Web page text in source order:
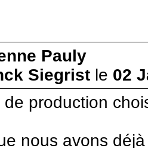
Pauly
Siegrist le 02
de production
nous avons